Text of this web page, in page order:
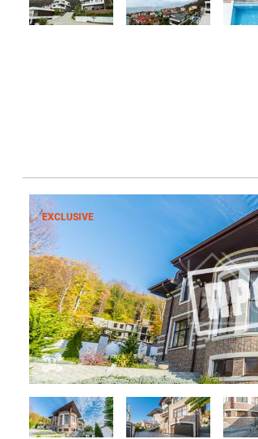
EXCLUSIVE